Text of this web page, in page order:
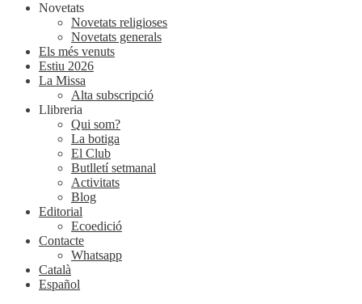
Novetats
Novetats religioses
Novetats generals
Els més venuts
Estiu 2026
La Missa
Alta subscripció
Llibreria
Qui som?
La botiga
El Club
Butlletí setmanal
Activitats
Blog
Editorial
Ecoedició
Contacte
Whatsapp
Català
Español